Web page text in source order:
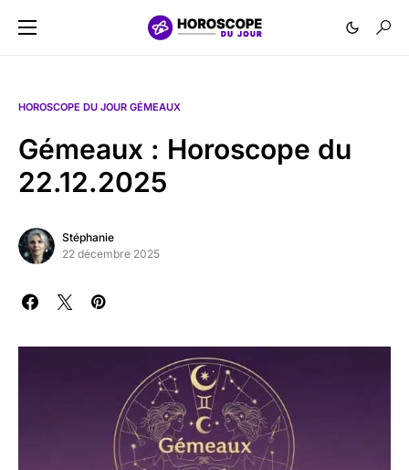
HOROSCOPE DU JOUR GÉMEAUX
Gémeaux : Horoscope du
22.12.2025
Stéphanie
22 décembre 2025